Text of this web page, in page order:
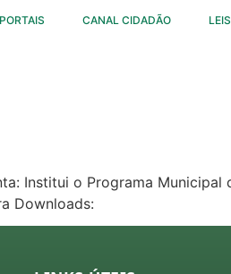
PORTAIS CANAL CIDADÃO
Institui o Programa
Downloads: